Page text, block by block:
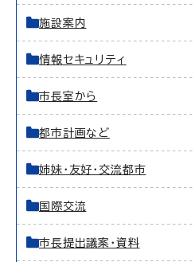
施設案内
情報セキュリティ
市長室から
都市計画など
姉妹・友好・交流都市
国際交流
市長提出議案・資料